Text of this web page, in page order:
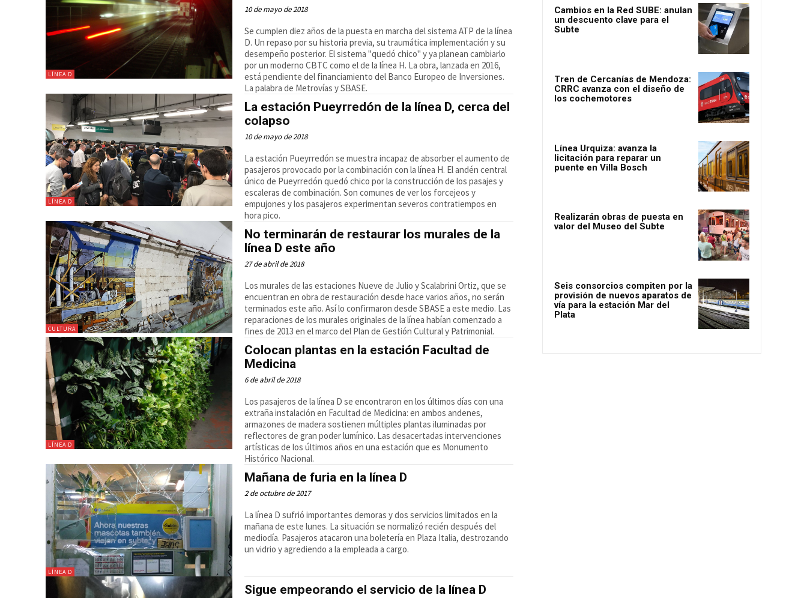
LÍNEA D
10 de mayo de 2018
Se cumplen diez años de la puesta en marcha del sistema ATP de la línea
D. Un repaso por su historia previa, su traumática implementación y su
desempeño posterior. El sistema "quedó chico" y ya planean cambiarlo
por un moderno CBTC como el de la línea H. La obra, lanzada en 2016,
está pendiente del financiamiento del Banco Europeo de Inversiones.
La palabra de Metrovías y SBASE.
LÍNEA D
La estación Pueyrredón de la línea D, cerca del
colapso
10 de mayo de 2018
La estación Pueyrredón se muestra incapaz de absorber el aumento de
pasajeros provocado por la combinación con la línea H. El andén central
único de Pueyrredón quedó chico por la construcción de los pasajes y
escaleras de combinación. Son comunes de ver los forcejeos y
empujones y los pasajeros experimentan severos contratiempos en
hora pico.
CULTURA
No terminarán de restaurar los murales de la
línea D este año
27 de abril de 2018
Los murales de las estaciones Nueve de Julio y Scalabrini Ortiz, que se
encuentran en obra de restauración desde hace varios años, no serán
terminados este año. Así lo confirmaron desde SBASE a este medio. Las
reparaciones de los murales originales de la línea habían comenzado a
fines de 2013 en el marco del Plan de Gestión Cultural y Patrimonial.
LÍNEA D
Colocan plantas en la estación Facultad de
Medicina
6 de abril de 2018
Los pasajeros de la línea D se encontraron en los últimos días con una
extraña instalación en Facultad de Medicina: en ambos andenes,
armazones de madera sostienen múltiples plantas iluminadas por
reflectores de gran poder lumínico. Las desacertadas intervenciones
artísticas de los últimos años en una estación que es Monumento
Histórico Nacional.
LÍNEA D
Mañana de furia en la línea D
2 de octubre de 2017
La línea D sufrió importantes demoras y dos servicios limitados en la
mañana de este lunes. La situación se normalizó recién después del
mediodía. Pasajeros atacaron una boletería en Plaza Italia, destrozando
un vidrio y agrediendo a la empleada a cargo.
Sigue empeorando el servicio de la línea D
Cambios en la Red SUBE: anulan
un descuento clave para el
Subte
Tren de Cercanías de Mendoza:
CRRC avanza con el diseño de
los cochemotores
Línea Urquiza: avanza la
licitación para reparar un
puente en Villa Bosch
Realizarán obras de puesta en
valor del Museo del Subte
Seis consorcios compiten por la
provisión de nuevos aparatos de
vía para la estación Mar del
Plata